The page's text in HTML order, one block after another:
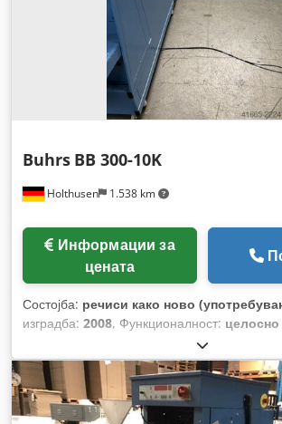
Holthusen 1.538 km
Buhrs BB 300-10K
цената
Состојба: речиси како ново
изградба: 2008, Функционалност: